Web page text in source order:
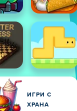
ИГРИ С
ХРАНА